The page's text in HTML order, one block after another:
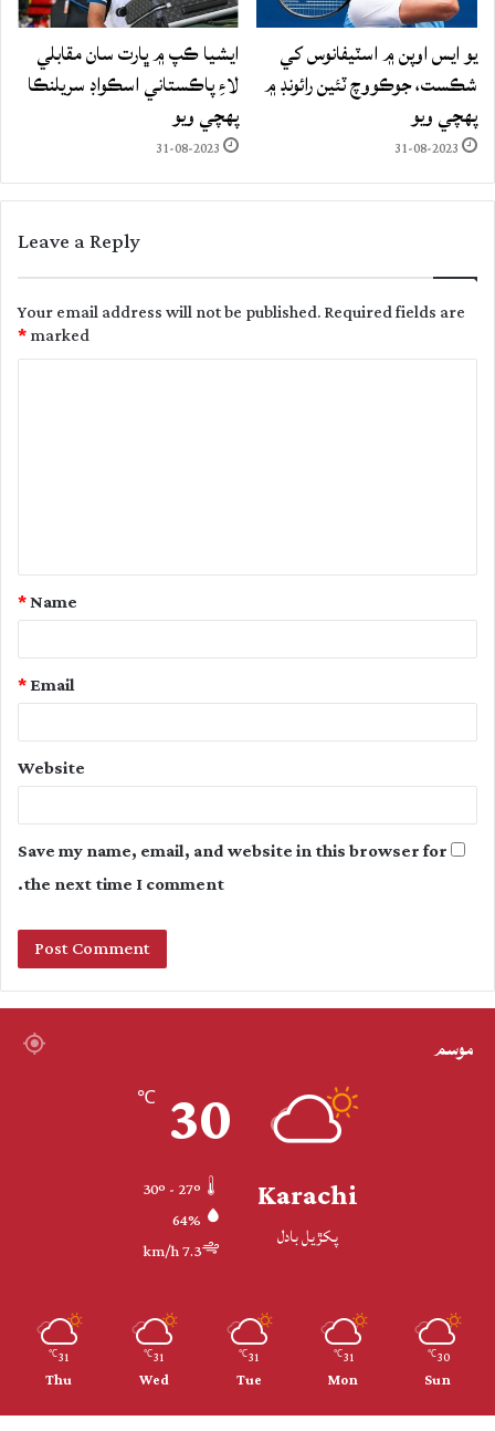
يو ايس اوپن ۾ اسٽيفانوس کي
شڪست، جوڪووچ ٽئين رائونڊ ۾
پهچي ويو
31-08-2023
ايشيا ڪپ ۾ ڀارت سان مقابلي
لاءِ پاڪستاني اسڪواڊ سريلنڪا
پهچي ويو
31-08-2023
Leave a Reply
Your email address will not be published.Required fields are
marked
*
t
Name
*
Email
*
Website
Save my name, email, and website in this browser for
the next time I comment.
موسم
Karachi
پکڙيل بادل
30
℃
64%
7.3 km/h
30
℃
Sun
31
℃
Mon
31
℃
Tue
31
℃
Wed
31
℃
Thu